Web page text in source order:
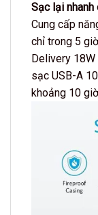
Sạc lại nhanh
Cung cấp
chỉ trong 5
Delivery
sạc USB-A
khoảng 10